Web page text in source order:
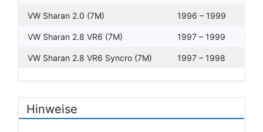
VW Sharan 2.0 (7M) 1996 – 1999
VW Sharan 2.8 VR6 (7M) 1997 – 1999
VW Sharan 2.8 VR6 Syncro (7M) 1997 – 1998
Hinweise